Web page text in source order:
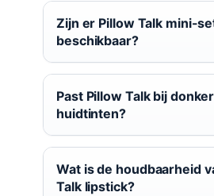
Zijn er Pillow Talk mini-
beschikbaar?
Past Pillow Talk bij
huidtinten?
Wat is de houdbaarheid
Talk lipstick?